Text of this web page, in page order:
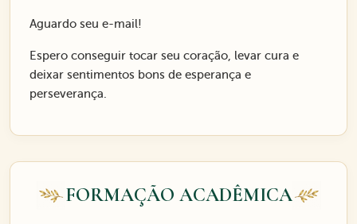
Aguardo seu e-mail!
Espero conseguir tocar seu coração, levar cura e
deixar sentimentos bons de esperança e
perseverança.
FORMAÇÃO ACADÊMICA